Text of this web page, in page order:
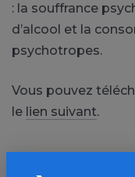
: la souffrance
d’alcool et la
psychotropes.
Vous pouvez
le lien suivant.